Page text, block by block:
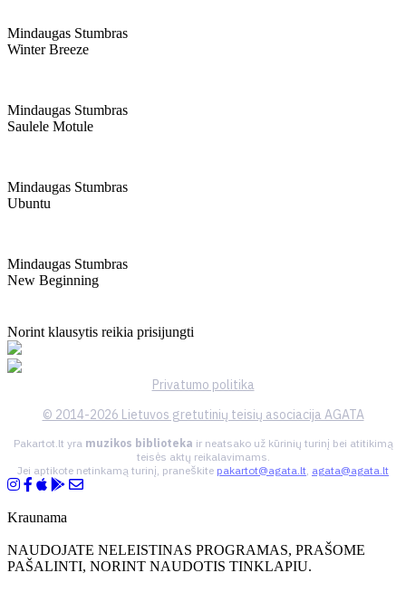
Mindaugas Stumbras
Winter Breeze
Mindaugas Stumbras
Saulele Motule
Mindaugas Stumbras
Ubuntu
Mindaugas Stumbras
New Beginning
Norint klausytis reikia prisijungti
Privatumo politika
© 2014-2026 Lietuvos gretutinių teisių asociacija AGATA
Pakartot.lt yra muzikos biblioteka ir neatsako už kūrinių turinį bei atitikimą
teisės aktų reikalavimams.
Jei aptikote netinkamą turinį, praneškite pakartot@agata.lt, agata@agata.lt
Kraunama
NAUDOJATE NELEISTINAS PROGRAMAS, PRAŠOME
PAŠALINTI, NORINT NAUDOTIS TINKLAPIU.